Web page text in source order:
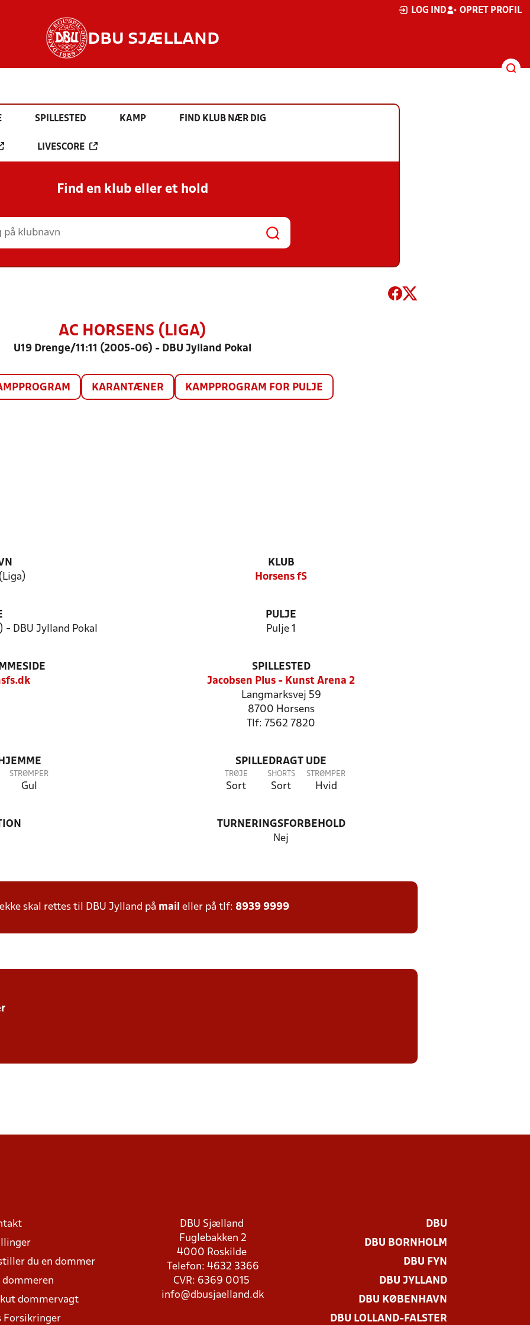
LOG IND OPRET PROFIL
DBU SJÆLLAND
SPILLESTED KAMP FIND KLUB NÆR DIG
LIVESCORE
Find en klub eller et hold
AC HORSENS (LIGA)
U19 Drenge/11:11 (2005-06) - DBU Jylland Pokal
KARANTÆNER KAMPPROGRAM FOR PULJE
KLUB
Horsens fS
- DBU Jylland Pokal
PULJE
Pulje 1
SPILLESTED
Jacobsen Plus - Kunst Arena 2
Langmarksvej 59
8700 Horsens
Tlf: 7562 7820
STRØMPER
Gul
SPILLEDRAGT UDE
TRØJE
Sort
SHORTS
Sort
STRØMPER
Hvid
TURNERINGSFORBEHOLD
Nej
skal rettes til DBU Jylland på mail eller på tlf: 8939 9999
du en dommer
dommeren
dommervagt
Forsikringer
DBU Sjælland
Fuglebakken 2
4000 Roskilde
Telefon: 4632 3366
CVR: 6369 0015
info@dbusjaelland.dk
DBU
DBU BORNHOLM
DBU FYN
DBU JYLLAND
DBU KØBENHAVN
DBU LOLLAND-FALSTER